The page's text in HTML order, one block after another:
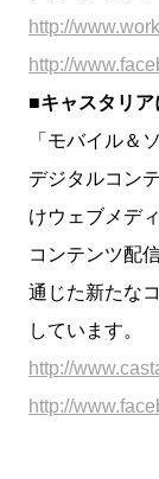
http://
http://
■キャスタリア
「モバイル＆
デジタルコン
けウェブメデ
コンテンツ配
通じた新たな
しています。
http://
http://